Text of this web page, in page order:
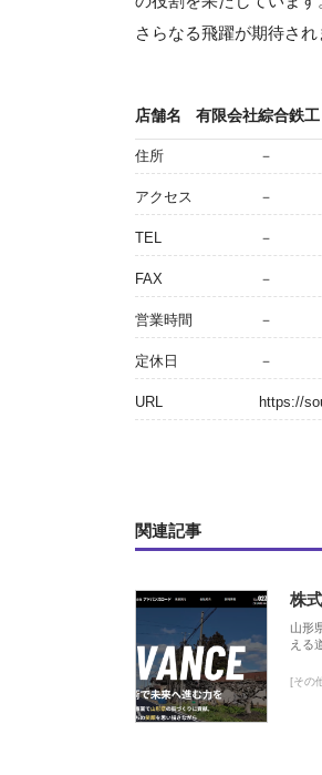
さらなる飛躍が期待され
店舗名 有限会社綜合鉄工
住所 －
アクセス －
TEL －
FAX －
営業時間 －
定休日 －
URL https://
関連記事
株
山形
える
[その